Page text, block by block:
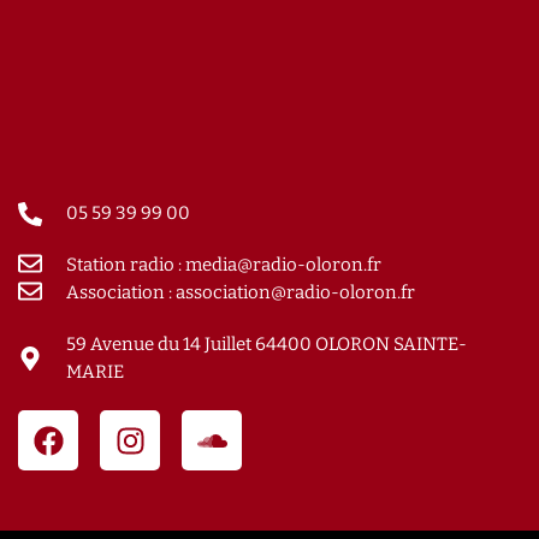
05 59 39 99 00
Station radio : media@radio-oloron.fr
Association : association@radio-oloron.fr
59 Avenue du 14 Juillet 64400 OLORON SAINTE-
MARIE